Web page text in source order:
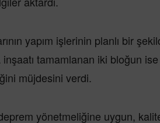
yapım işlerinin planlı bir
tamamlanan iki bloğun
müjdesini verdi.
yönetmeliğine uygun,